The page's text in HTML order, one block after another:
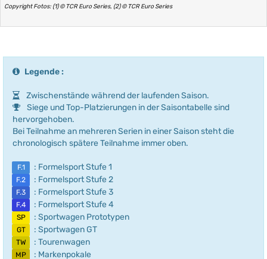
Copyright Fotos: (1) © TCR Euro Series, (2) © TCR Euro Series
Legende :
Zwischenstände während der laufenden Saison.
Siege und Top-Platzierungen in der Saisontabelle sind
hervorgehoben.
Bei Teilnahme an mehreren Serien in einer Saison steht die
chronologisch spätere Teilnahme immer oben.
F.1 : Formelsport Stufe 1
F.2 : Formelsport Stufe 2
F.3 : Formelsport Stufe 3
F.4 : Formelsport Stufe 4
SP : Sportwagen Prototypen
GT : Sportwagen GT
TW : Tourenwagen
MP : Markenpokale